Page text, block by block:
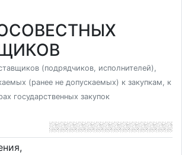
(подрядчиков, исполнителей),
(ранее не допускаемых) к закупкам, к
государственных закупок